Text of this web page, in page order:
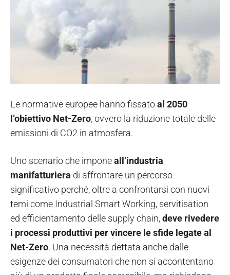
Le normative europee hanno fissatoal 2050
l’obiettivo Net-Zero, ovvero la riduzione totale delle
emissioni di CO2 in atmosfera.
Uno scenario che imponeall’industria
manifatturiera di affrontare un percorso
significativo perché, oltre a confrontarsi con nuovi
temi come Industrial Smart Working, servitisation
ed efficientamento delle supply chain,deve rivedere
i processi produttivi per vincere le sfide legate al
Net-Zero. Una necessità dettata anche dalle
esigenze dei consumatori che non si accontentano